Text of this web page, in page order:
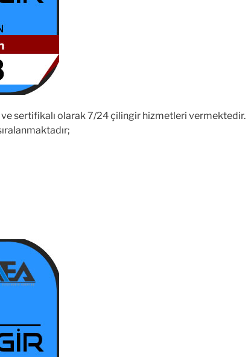
sertifikalı olarak 7/24 çilingir hizmetleri vermektedir.